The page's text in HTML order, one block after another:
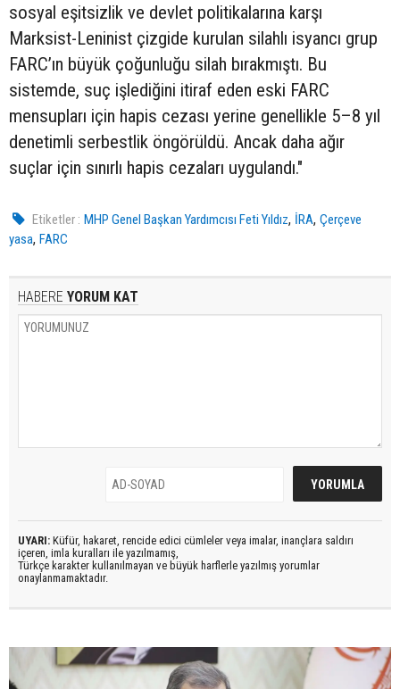
sosyal eşitsizlik ve devlet politikalarına karşı
Marksist-Leninist çizgide kurulan silahlı isyancı grup
FARC’ın büyük çoğunluğu silah bırakmıştı. Bu
sistemde, suç işlediğini itiraf eden eski FARC
mensupları için hapis cezası yerine genellikle 5–8 yıl
denetimli serbestlik öngörüldü. Ancak daha ağır
suçlar için sınırlı hapis cezaları uygulandı."
Etiketler : MHP Genel Başkan Yardımcısı Feti Yıldız, İRA,Çerçeve
yasa, FARC
HABERE YORUM KAT
UYARI: Küfür, hakaret, rencide edici cümleler veya imalar, inançlara saldırı
içeren, imla kuralları ile yazılmamış,
Türkçe karakter kullanılmayan ve büyük harflerle yazılmış yorumlar
onaylanmamaktadır.